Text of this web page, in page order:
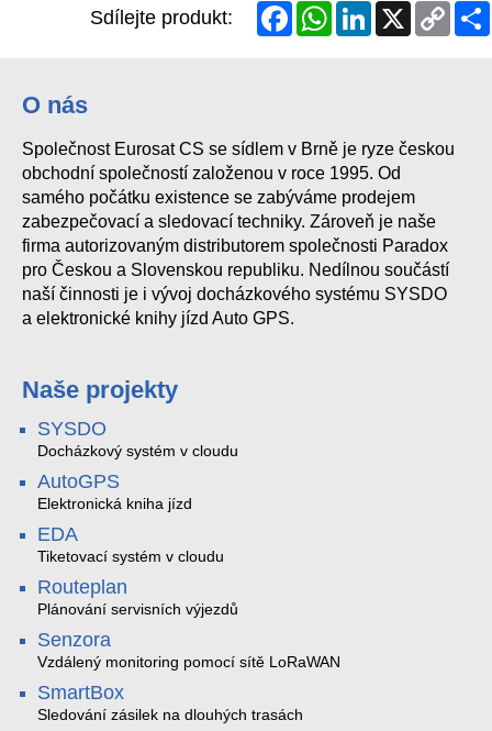
Sdílejte produkt: FacebookWhatsAppLinkedInX
Copy
Link
O nás
Společnost Eurosat CS se sídlem v Brně je ryze českou
obchodní společností založenou v roce 1995. Od
samého počátku existence se zabýváme prodejem
zabezpečovací a sledovací techniky. Zároveň je naše
firma autorizovaným distributorem společnosti Paradox
pro Českou a Slovenskou republiku. Nedílnou součástí
naší činnosti je i vývoj docházkového systému SYSDO
a elektronické knihy jízd Auto GPS.
Naše projekty
SYSDO
Docházkový systém v cloudu
AutoGPS
Elektronická kniha jízd
EDA
Tiketovací systém v cloudu
Routeplan
Plánování servisních výjezdů
Senzora
Vzdálený monitoring pomocí sítě LoRaWAN
SmartBox
Sledování zásilek na dlouhých trasách